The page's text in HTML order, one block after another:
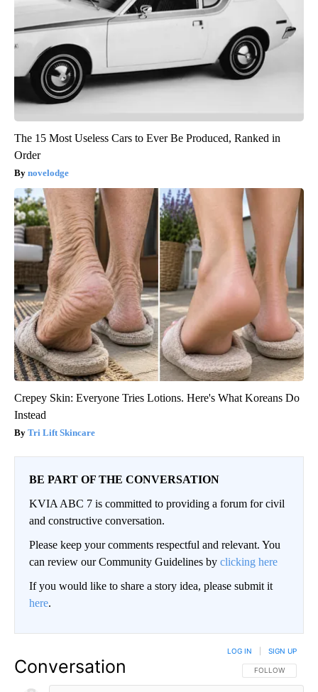
The 15 Most Useless Cars to Ever Be Produced, Ranked in
Order
novelodge
Crepey Skin: Everyone Tries Lotions. Here's What Koreans Do
Instead
Tri Lift Skincare
BE PART OF THE CONVERSATION
KVIA ABC 7 is committed to providing a forum for civil
and constructive conversation.
Please keep your comments respectful and relevant. You
can review our Community Guidelines by clicking here
If you would like to share a story idea, please submit it
here.
Conversation FOLLOW THIS
FOLLOW
LOG IN SIGN UP